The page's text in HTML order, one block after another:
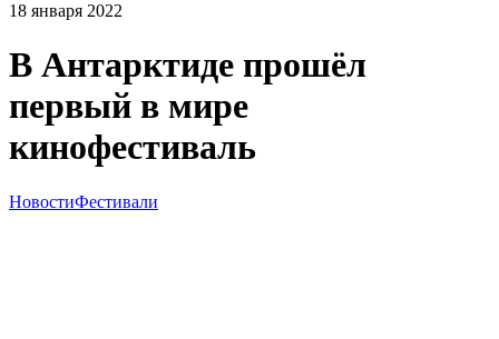
18 января 2022
В Антарктиде прошёл
первый в мире
кинофестиваль
НовостиФестивали